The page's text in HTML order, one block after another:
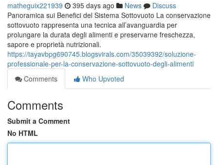
matheguix221939 395 days ago News
Discuss
Panoramica sui Benefici del Sistema Sottovuoto La conservazione
sottovuoto rappresenta una tecnica all’avanguardia per
prolungare la durata degli alimenti e preservarne freschezza,
sapore e proprietà nutrizionali.
https://tayavbpg690745.blogsvirals.com/35039392/soluzione-
professionale-per-la-conservazione-sottovuoto-degli-alimenti
Comments
Who Upvoted
Comments
Submit a Comment
No HTML